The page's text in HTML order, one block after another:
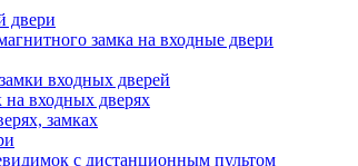
двери
замка на входные двери
входных дверей
на входных дверях
замках
с дистанционным пультом